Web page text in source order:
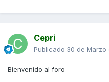
Cepri
Publicado 30 de Marzo
Bienvenido al foro